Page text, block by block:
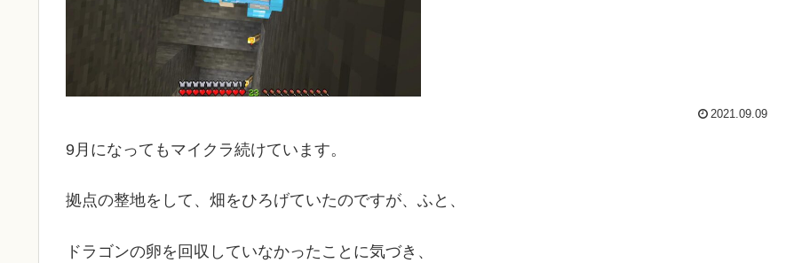
2021.09.09
9月になってもマイクラ続けています。
拠点の整地をして、畑をひろげていたのですが、ふと、
ドラゴンの卵を回収していなかったことに気づき、